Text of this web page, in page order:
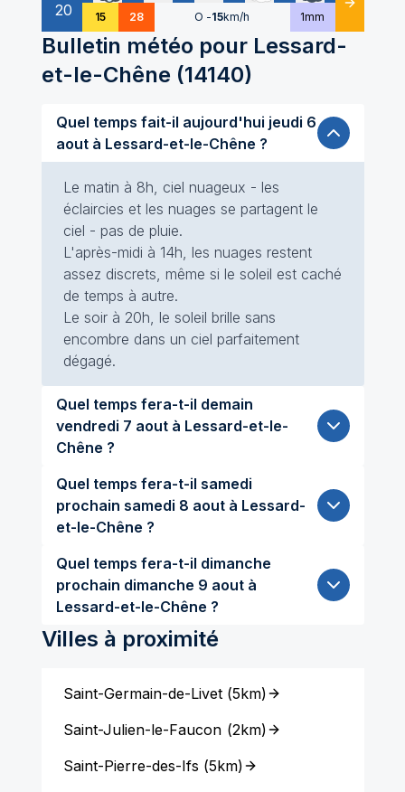
20 15 28 O -15km/h 1mm Détails
Bulletin météo pour Lessard-
et-le-Chêne (14140)
Quel temps fait-il aujourd'hui jeudi 6
aout à Lessard-et-le-Chêne ?
Le matin à 8h, ciel nuageux - les
éclaircies et les nuages se partagent le
ciel - pas de pluie.
L'après-midi à 14h, les nuages restent
assez discrets, même si le soleil est caché
de temps à autre.
Le soir à 20h, le soleil brille sans
encombre dans un ciel parfaitement
dégagé.
Quel temps fera-t-il demain
vendredi 7 aout à Lessard-et-le-
Chêne ?
Quel temps fera-t-il samedi
prochain samedi 8 aout à Lessard-
et-le-Chêne ?
Quel temps fera-t-il dimanche
prochain dimanche 9 aout à
Lessard-et-le-Chêne ?
Villes à proximité
Saint-Germain-de-Livet(5km)
Saint-Julien-le-Faucon (2km)
Saint-Pierre-des-Ifs (5km)